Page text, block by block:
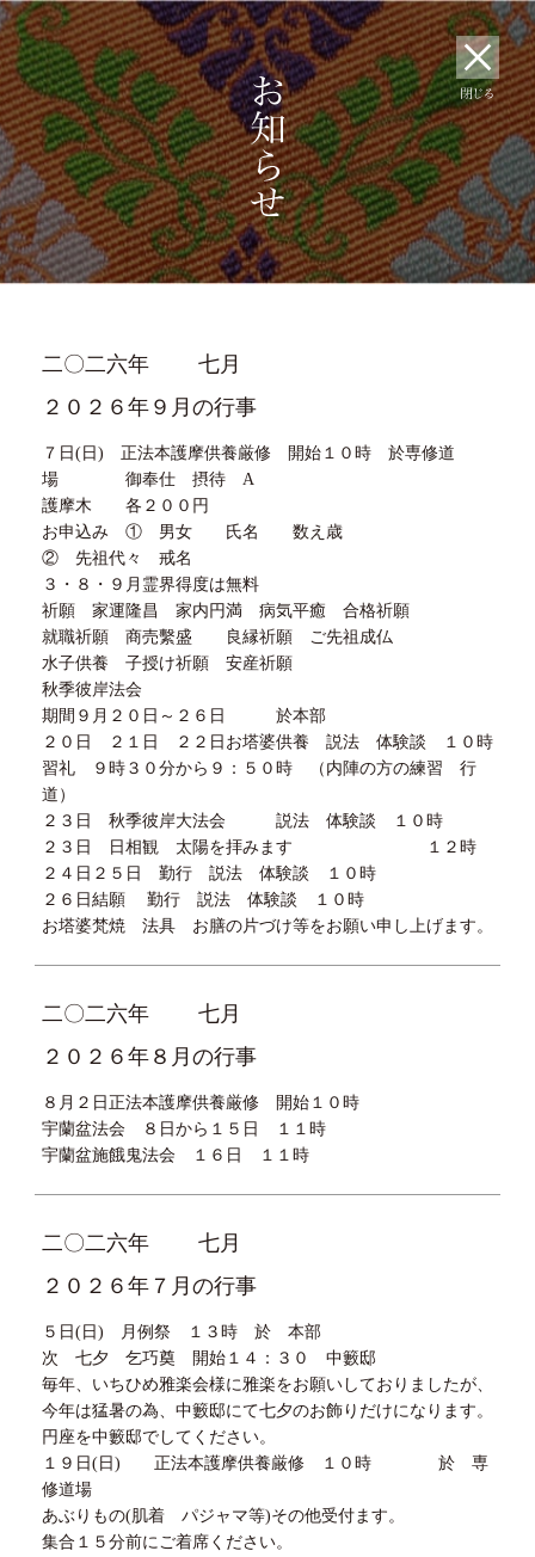
二〇二六年
七月
２０２６年９月の行事
７日(日) 正法本護摩供養厳修 開始１０時 於専修道
場 御奉仕 摂待 A
護摩木 各２００円
お申込み ① 男女 氏名 数え歳
② 先祖代々 戒名
３・８・９月霊界得度は無料
祈願 家運隆昌 家内円満 病気平癒 合格祈願
就職祈願 商売繫盛 良縁祈願 ご先祖成仏
水子供養 子授け祈願 安産祈願
秋季彼岸法会
期間９月２０日～２６日 於本部
２０日 ２１日 ２２日お塔婆供養 説法 体験談 １０時
習礼 ９時３０分から９：５０時 （内陣の方の練習 行
道）
２３日 秋季彼岸大法会 説法 体験談 １０時
２３日 日相観 太陽を拝みます １２時
２４日２５日 勤行 説法 体験談 １０時
２６日結願 勤行 説法 体験談 １０時
お塔婆梵焼 法具 お膳の片づけ等をお願い申し上げます。
二〇二六年
七月
２０２６年８月の行事
８月２日正法本護摩供養厳修 開始１０時
宇蘭盆法会 ８日から１５日 １１時
宇蘭盆施餓鬼法会 １６日 １１時
二〇二六年
七月
２０２６年７月の行事
５日(日) 月例祭 １３時 於 本部
次 七夕 乞巧奠 開始１４：３０ 中籔邸
毎年、いちひめ雅楽会様に雅楽をお願いしておりましたが、
今年は猛暑の為、中籔邸にて七夕のお飾りだけになります。
円座を中籔邸でしてください。
１９日(日) 正法本護摩供養厳修 １０時 於 専
修道場
あぶりもの(肌着 パジャマ等)その他受付ます。
集合１５分前にご着席ください。